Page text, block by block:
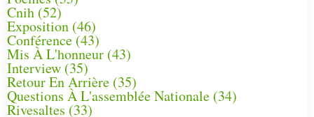
Cnih (52)
Exposition (46)
Conférence(43)
Mis À L'honneur (43)
Interview (35)
Retour En Arrière (35)
Questions À L'assemblée Nationale (34)
Rivesaltes (33)